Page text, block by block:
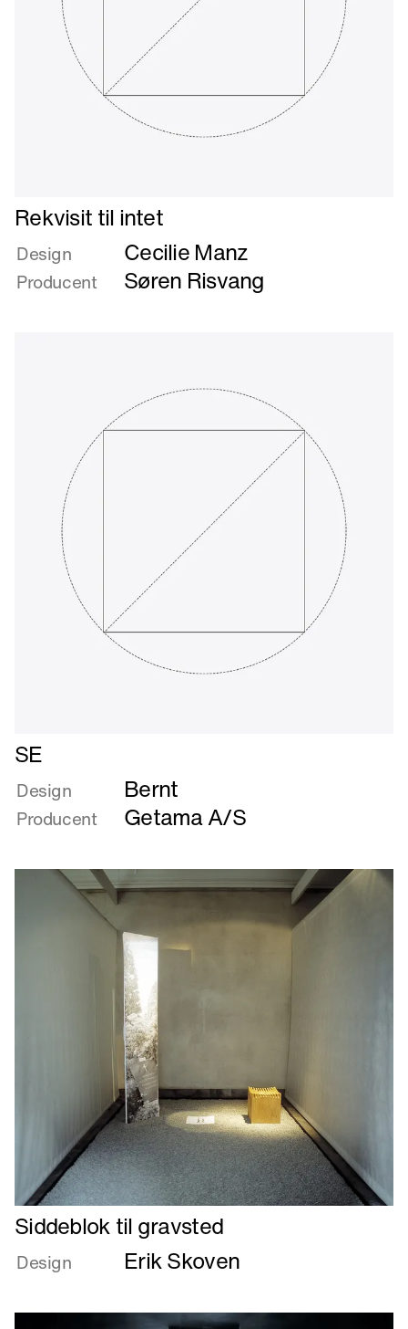
Læs
mere
om
Rekvisit
til
Rekvisit til intet
Design Cecilie Manz
Producent Søren Risvang
Læs
mere
om
SE
SE
Design Bernt
Producent Getama A/S
Læs
mere
om
Siddeblok til gravsted
Design Erik Skoven